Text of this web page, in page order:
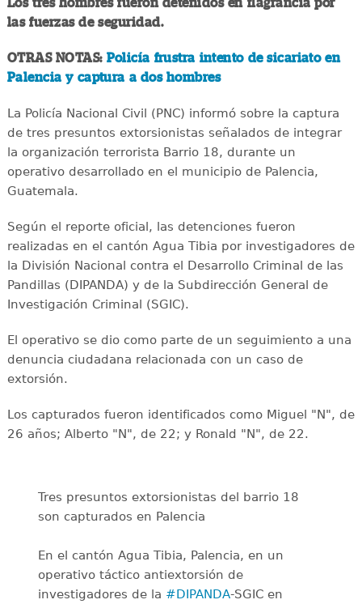
Los tres hombres fueron detenidos en flagrancia por
las fuerzas de seguridad.
OTRAS NOTAS: Policía frustra intento de sicariato en
Palencia y captura a dos hombres
La Policía Nacional Civil (PNC) informó sobre la captura
de tres presuntos extorsionistas señalados de integrar
la organización terrorista Barrio 18, durante un
operativo desarrollado en el municipio de Palencia,
Guatemala.
Según el reporte oficial, las detenciones fueron
realizadas en el cantón Agua Tibia por investigadores de
la División Nacional contra el Desarrollo Criminal de las
Pandillas (DIPANDA) y de la Subdirección General de
Investigación Criminal (SGIC).
El operativo se dio como parte de un seguimiento a una
denuncia ciudadana relacionada con un caso de
extorsión.
Los capturados fueron identificados como Miguel "N", de
26 años; Alberto "N", de 22; y Ronald "N", de 22.
Tres presuntos extorsionistas del barrio 18
son capturados en Palencia
En el cantón Agua Tibia, Palencia, en un
operativo táctico antiextorsión de
investigadores de la #DIPANDA-SGIC en